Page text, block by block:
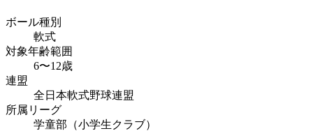
ボール種別
軟式
対象年齢範囲
6〜12歳
連盟
全日本軟式野球連盟
所属リーグ
学童部（小学生クラブ）